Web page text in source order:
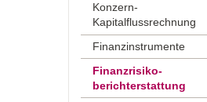
Konzern-
Kapitalflussrechnung
Finanzinstrumente
Finanzrisiko­
berichterstattung